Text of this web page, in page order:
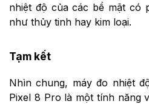
nhiệt độ của các bề mặt có
như thủy tinh hay kim loại.
Tạm kết
Nhìn chung, máy đo nhiệt
Pixel 8 Pro là một tính năng